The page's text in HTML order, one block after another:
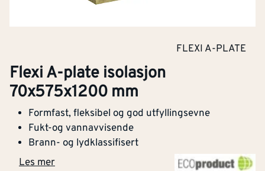
FLEXI A-PLATE
Flexi A-plate isolasjon
70x575x1200 mm
Formfast, fleksibel og god utfyllingsevne
Fukt-og vannavvisende
Brann- og lydklassifisert
Les mer
Flexi A-plate isolasjon 198x575x1200 mm
Klikk og hent
Egnet for gulv Ja
Selvklebende
Egnet for himling/tak
Kledning front/topp